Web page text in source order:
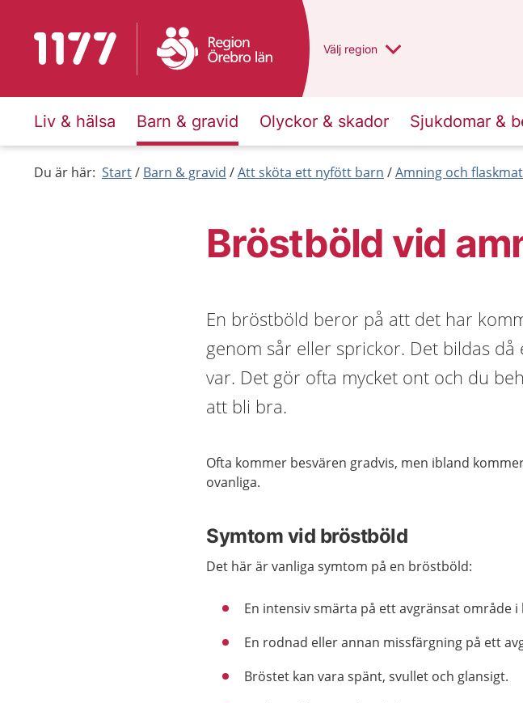
Till startsidan för 1177 Du har valt region
Välj en annan
region
Liv & hälsa Barn & gravid Olyckor & skador Sjukdomar &
Du är här: Start Barn & gravid Att sköta ett nyfött barn Amning och
Bröstböld vid
En bröstböld beror på att det har
genom sår eller sprickor. Det bildas
var. Det gör ofta mycket ont och du
att bli bra.
Ofta kommer besvären gradvis, men ibland
ovanliga.
Symtom vid bröstböld
Det här är vanliga symtom på en bröstböld:
En intensiv smärta på ett avgränsat område
En rodnad eller annan missfärgning på ett
Bröstet kan vara spänt, svullet och glansigt.